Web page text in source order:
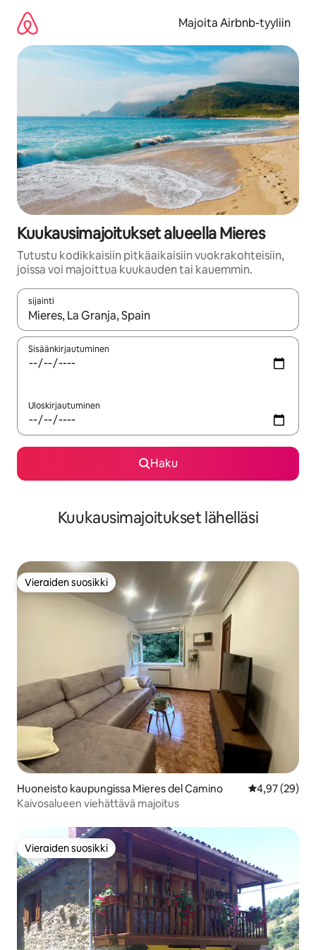
sisältö
väliin
Majoita Airbnb-tyyliin
Kuukausimajoitukset alueella Mieres
Tutustu kodikkaisiin pitkäaikaisiin vuokrakohteisiin,
joissa voi majoittua kuukauden tai kauemmin.
sijainti
Kun tulokset ovat saatavilla, navigoi ylös- ja alas-
Sisäänkirjautuminen
Uloskirjautuminen
Haku
Kuukausimajoitukset lähelläsi
Vieraiden suosikki
Vieraiden suosikki
Huoneisto kaupungissa Mieres del Camino
4,97 (29)
Kaivosalueen viehättävä majoitus
Vieraiden suosikki
Vieraiden suosikki